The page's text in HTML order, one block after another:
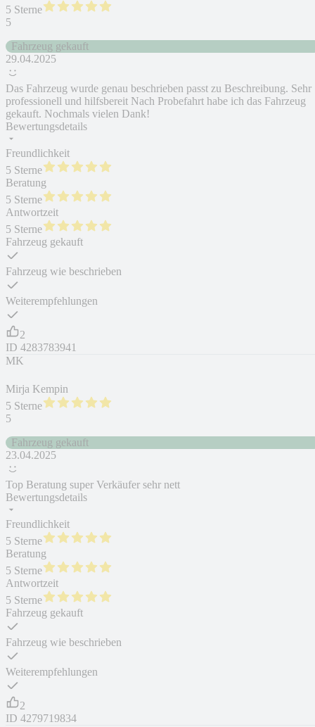
5 Sterne
5
Fahrzeug gekauft
29.04.2025
Das Fahrzeug wurde genau beschrieben passt zu Beschreibung. Sehr
professionell und hilfsbereit Nach Probefahrt habe ich das Fahrzeug
gekauft. Nochmals vielen Dank!
Bewertungsdetails
Freundlichkeit
5 Sterne
Beratung
5 Sterne
Antwortzeit
5 Sterne
Fahrzeug gekauft
Fahrzeug wie beschrieben
Weiterempfehlungen
2
ID 4283783941
MK
Mirja Kempin
5 Sterne
5
Fahrzeug gekauft
23.04.2025
Top Beratung super Verkäufer sehr nett
Bewertungsdetails
Freundlichkeit
5 Sterne
Beratung
5 Sterne
Antwortzeit
5 Sterne
Fahrzeug gekauft
Fahrzeug wie beschrieben
Weiterempfehlungen
2
ID 4279719834